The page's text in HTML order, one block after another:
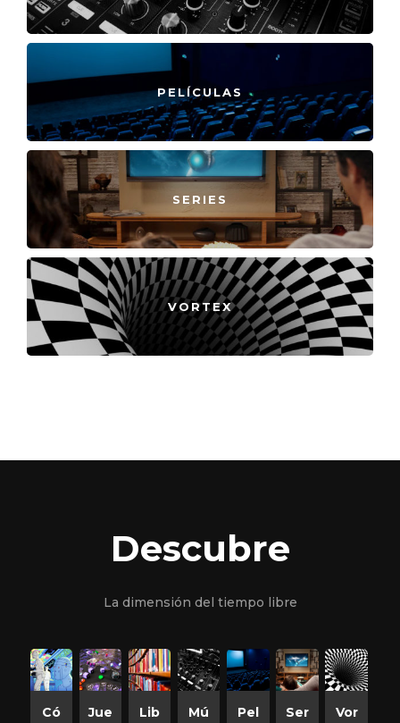
PELÍCULAS
SERIES
VORTEX
Descubre
La dimensión del tiempo libre
Có
Jue
Lib
Mú
Pel
Ser
Vor